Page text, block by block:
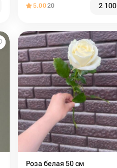
5.0020 2 100
Роза белая 50 см